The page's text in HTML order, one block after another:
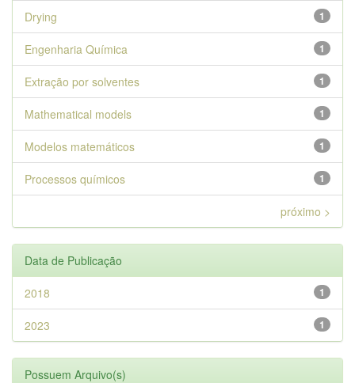
1
Drying
1
Engenharia Química
1
Extração por solventes
1
Mathematical models
1
Modelos matemáticos
1
Processos químicos
próximo >
Data de Publicação
1
2018
1
2023
Possuem Arquivo(s)